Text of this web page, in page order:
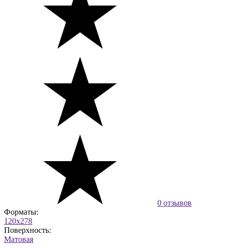
0 отзывов
Форматы:
120x278
Поверхность:
Матовая